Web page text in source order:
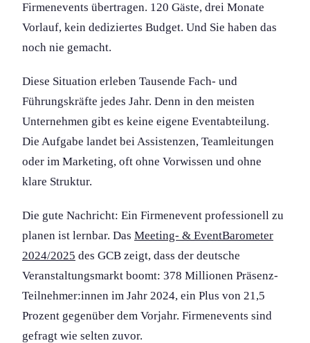
Firmenevents übertragen. 120 Gäste, drei Monate
Vorlauf, kein dediziertes Budget. Und Sie haben das
noch nie gemacht.
Diese Situation erleben Tausende Fach- und
Führungs­kräfte jedes Jahr. Denn in den meisten
Unternehmen gibt es keine eigene Eventabteilung.
Die Aufgabe landet bei Assistenzen, Teamleitung­en
oder im Marketing, oft ohne Vorwissen und ohne
klare Struktur.
Die gute Nachricht: Ein Firmenevent professionell zu
planen ist lernbar. Das Meeting- & EventBarometer
2024/2025 des GCB zeigt, dass der deutsche
Veranstaltungs­markt boomt: 378 Millionen Präsenz-
Teilnehmer:innen im Jahr 2024, ein Plus von 21,5
Prozent gegenüber dem Vorjahr. Firmenevents sind
gefragt wie selten zuvor.